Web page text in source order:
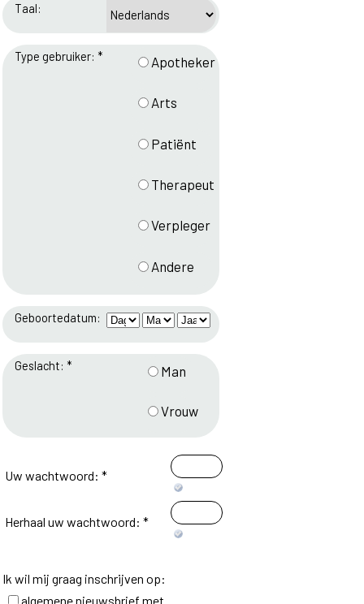
Taal:
Type gebruiker: * Apotheker
Arts
Patiënt
Therapeut
Verpleger
Andere
Geboortedatum:
Geslacht: * Man
Vrouw
Uw wachtwoord: *
Herhaal uw wachtwoord: *
Ik wil mij graag inschrijven op:
algemene nieuwsbrief met